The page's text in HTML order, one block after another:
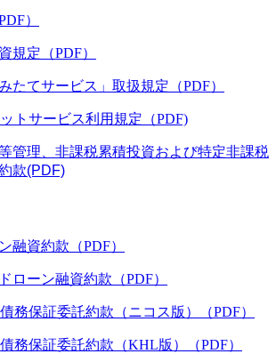
）
規定（PDF）
たてサービス」取扱規定（PDF）
トサービス利用規定（PDF)
管理、非課税累積投資および特定非課税
款(PDF)
融資約款（PDF）
ローン融資約款（PDF）
務保証委託約款（ニコス版）（PDF）
務保証委託約款（KHL版）（PDF）